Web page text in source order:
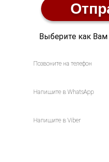
Выберите как
Позвоните на телефон
Напишите в WhatsApp
Напишите в Viber